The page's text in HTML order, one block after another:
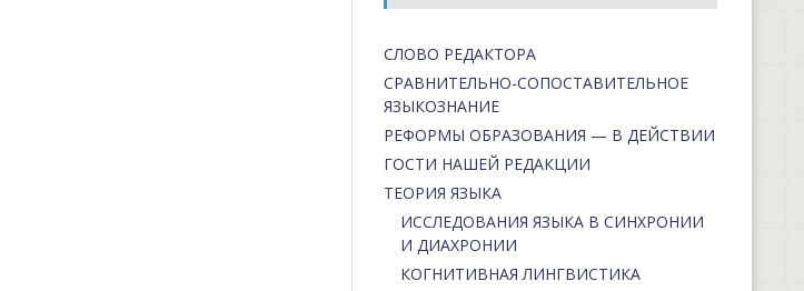
СЛОВО РЕДАКТОРА
СРАВНИТЕЛЬНО-СОПОСТАВИТЕЛЬНОЕ
ЯЗЫКОЗНАНИЕ
РЕФОРМЫ ОБРАЗОВАНИЯ — В ДЕЙСТВИИ
ГОСТИ НАШЕЙ РЕДАКЦИИ
ТЕОРИЯ ЯЗЫКА
ИССЛЕДОВАНИЯ ЯЗЫКА В СИНХРОНИИ
И ДИАХРОНИИ
КОГНИТИВНАЯ ЛИНГВИСТИКА